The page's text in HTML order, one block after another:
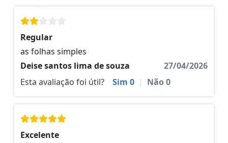
Regular
as folhas simples
Deise santos lima de souza
27/04/2026
Esta avaliação foi útil?
Sim 0 | Não0
Excelente